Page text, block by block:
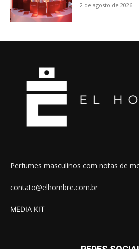
2 de agosto de 2026
Perfumes masculinos com notas de
contato@elhombre.com.br
MEDIA KIT